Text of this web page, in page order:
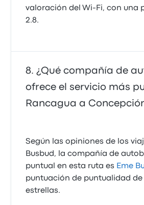
valoración del Wi-Fi, con una
2.8.
¿Qué compañía de
ofrece el servicio más
Rancagua a
Según las opiniones de los
Busbud, la compañía de
puntual en esta ruta es Eme
puntuación de puntualidad de
estrellas.